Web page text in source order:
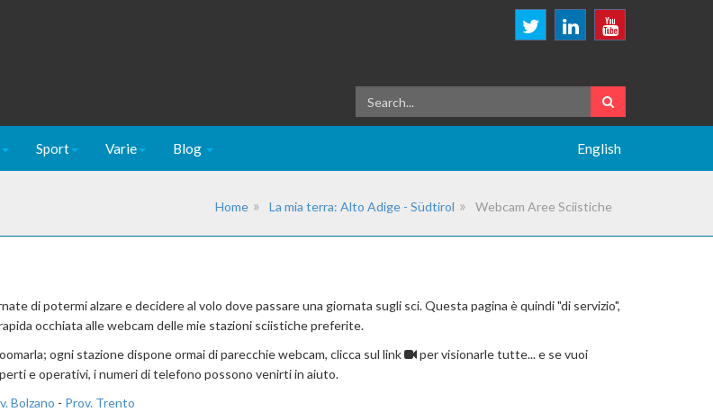
Sport Varie Blog English
Home La mia terra: Alto Adige - Südtirol Webcam Aree Sciistiche
di potermi alzare e decidere al volo dove passare una giornata sugli sci. Questa pagina è quindi "di servizio",
occhiata alle webcam delle mie stazioni sciistiche preferite.
ogni stazione dispone ormai di parecchie webcam, clicca sul link
per visionarle tutte... e se vuoi
e operativi, i numeri di telefono possono venirti in aiuto.
Bolzano - Prov. Trento